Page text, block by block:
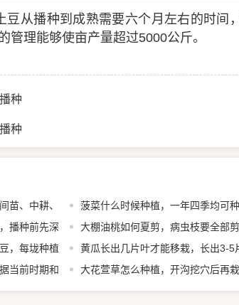
豆从播种到成熟需要六个月左右的时间
管理能够使亩产量超过5000公斤。
种
种
苗、中耕、
菠菜什么时候种植，一年四季均可
播种前先深
大棚油桃如何夏剪，病虫枝要全部
，每垅种植
荷兰豆
黄瓜长出几片叶才能移栽，长出3-5
叶即可移栽定植
当前时期和
大花萱草怎么种植，开沟挖穴后再
覆土